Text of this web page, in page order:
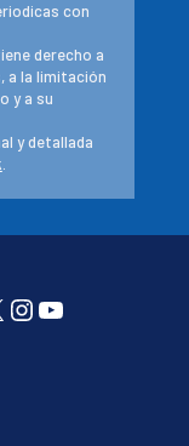
con
derecho a
a la limitación
y a su
y detallada
Instagram
YouTube